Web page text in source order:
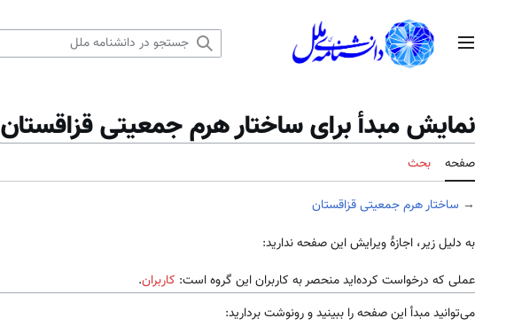
منوی اصلی
نمایش مبدأ برای ساختار هرم جمعیتی قزاقستان
صفحه بحث
→ ساختار هرم جمعیتی قزاقستان
به دلیل زیر، اجازهٔ ویرایش این صفحه ندارید:
عملی که درخواست کرده‌اید منحصر به کاربران این گروه است: کاربران.
می‌توانید مبدأ این صفحه را ببینید و رونوشت بردارید: